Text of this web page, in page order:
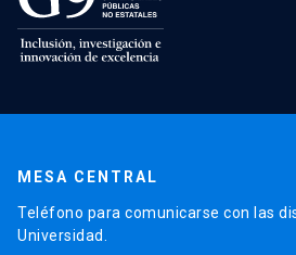
MESA CENTRAL
Teléfono para comunicarse con las
Universidad.